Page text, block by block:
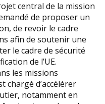
central de la mission
de proposer un
de revoir le cadre
afin de soutenir une
le cadre de sécurité
de l’UE.
les missions
chargé d’accélérer
notamment en